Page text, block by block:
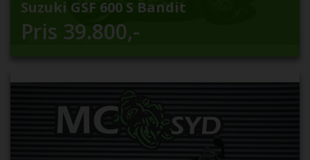
Suzuki GSF 600 S Bandit
Pris 39.800,-